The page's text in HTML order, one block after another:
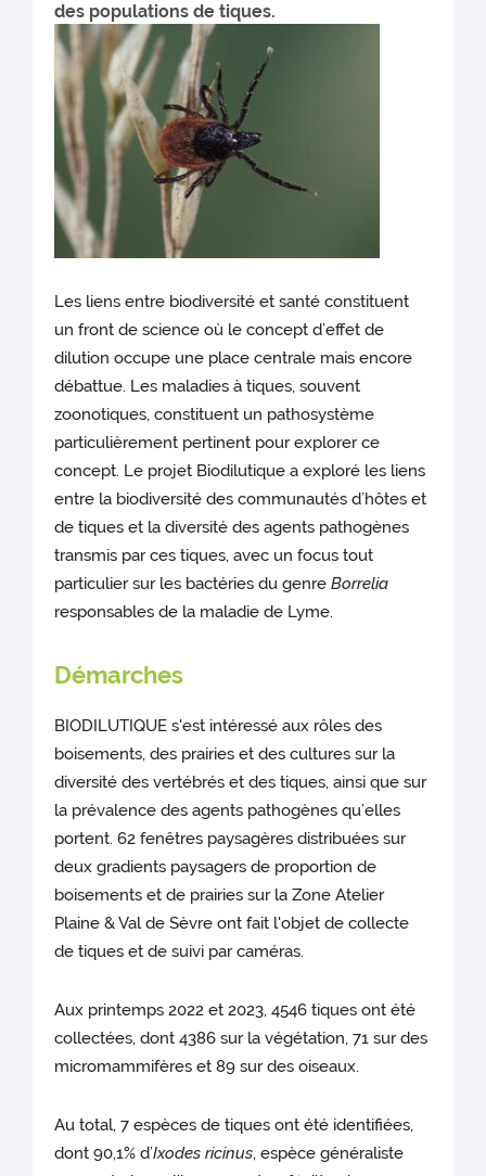
des populations de tiques.
Les liens entre biodiversité et santé constituent
un front de science où le concept d’effet de
dilution occupe une place centrale mais encore
débattue. Les maladies à tiques, souvent
zoonotiques, constituent un pathosystème
particulièrement pertinent pour explorer ce
concept. Le projet Biodilutique a exploré les liens
entre la biodiversité des communautés d’hôtes et
de tiques et la diversité des agents pathogènes
transmis par ces tiques, avec un focus tout
particulier sur les bactéries du genreBorrelia
responsables de la maladie de Lyme.
Démarches
BIODILUTIQUE s'est intéressé aux rôles des
boisements, des prairies et des cultures sur la
diversité des vertébrés et des tiques, ainsi que sur
la prévalence des agents pathogènes qu’elles
portent. 62 fenêtres paysagères distribuées sur
deux gradients paysagers de proportion de
boisements et de prairies sur la Zone Atelier
Plaine & Val de Sèvre ont fait l'objet de collecte
de tiques et de suivi par caméras.
Aux printemps 2022 et 2023, 4546 tiques ont été
collectées, dont 4386 sur la végétation, 71 sur des
micromammifères et 89 sur des oiseaux.
Au total, 7 espèces de tiques ont été identifiées,
dont 90,1% d’Ixodes ricinus, espèce généraliste